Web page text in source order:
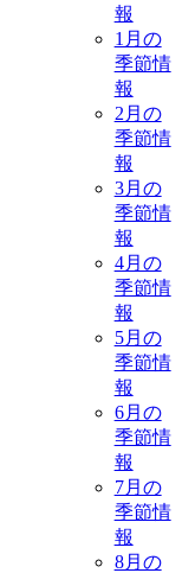
報
1月の
季節情
報
2月の
季節情
報
3月の
季節情
報
4月の
季節情
報
5月の
季節情
報
6月の
季節情
報
7月の
季節情
報
8月の